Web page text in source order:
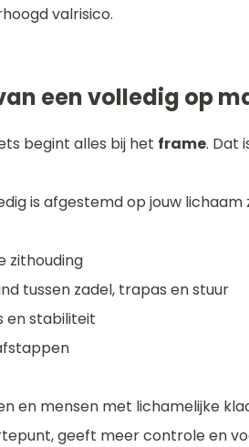
valrisico.
een volledig op
begint alles bij het frame. Dat
is afgestemd op jouw lichaam
zithouding
tussen zadel, trapas en stuur
en stabiliteit
en mensen met lichamelijke
geeft meer controle en